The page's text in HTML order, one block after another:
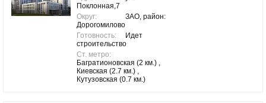
Поклонная,7
Округ:
ЗАО, район:
Дорогомилово
Готовность:
Идет
строительство
Ст. метро:
Багратионовская (2 км.) ,
Киевская (2.7 км.) ,
Кутузовская (0.7 км.)